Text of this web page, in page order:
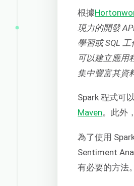
根據
現力的開發
學習或 SQL
可以建立應用
集中豐富其資
Spark 程式可
Maven。此外
為了使用
Sentiment
有必要的方法。